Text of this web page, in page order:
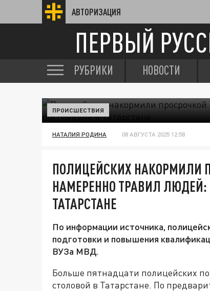
АВТОРИЗАЦИЯ
ПЕРВЫЙ
РУБРИКИ НОВОСТИ
ПРОИСШЕСТВИЯ
НАТАЛИЯ РОДИНА 08 АВГУСТА 2025 12:58
ПОЛИЦЕЙСКИХ НАКОРМИЛИ
НАМЕРЕННО ТРАВИЛ ЛЮДЕЙ:
ТАТАРСТАНЕ
По информации источника,
подготовки и повышения
ВУЗа МВД.
Больше пятнадцати полицейских
столовой в Татарстане. По